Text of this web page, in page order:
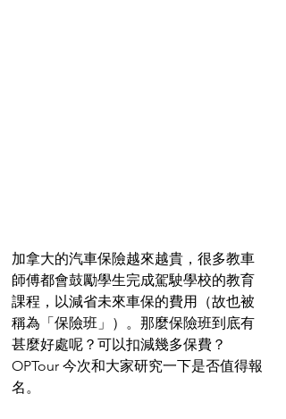
加拿大的汽車保險越來越貴，很多教車
師傅都會鼓勵學生完成駕駛學校的教育
課程，以減省未來車保的費用（故也被
稱為「保險班」）。那麼保險班到底有
甚麼好處呢？可以扣減幾多保費？
OPTour 今次和大家研究一下是否值得報
名。